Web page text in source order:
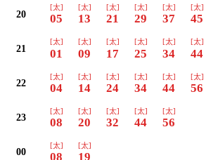
20
[太]
05
[太]
13
[太]
21
[太]
29
[太]
37
[太]
45
21
[太]
01
[太]
09
[太]
17
[太]
25
[太]
34
[太]
44
22
[太]
04
[太]
14
[太]
24
[太]
34
[太]
44
[太]
56
23
[太]
08
[太]
20
[太]
32
[太]
44
[太]
56
00
[太]
08
[太]
19